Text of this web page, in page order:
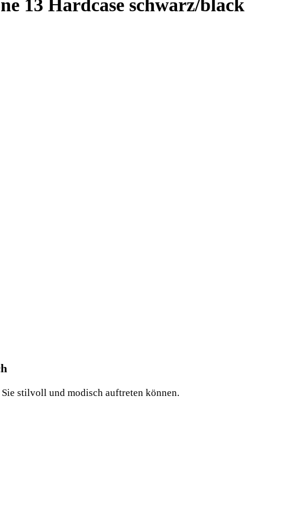
13 Hardcase schwarz/black
stilvoll und modisch auftreten können.